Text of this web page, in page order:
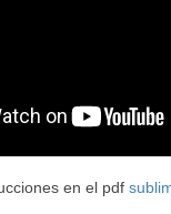
en el pdf